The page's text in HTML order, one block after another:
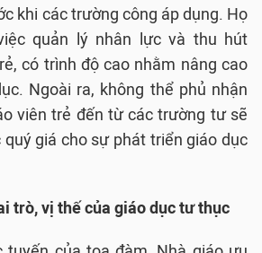
khi các trường công áp dụng. Họ
quản lý nhân lực và thu hút
có trình độ cao nhằm nâng cao
Ngoài ra, không thể phủ nhận
viên trẻ đến từ các trường tư sẽ
quý giá cho sự phát triển giáo dục
trò, vị thế của giáo dục tư thục